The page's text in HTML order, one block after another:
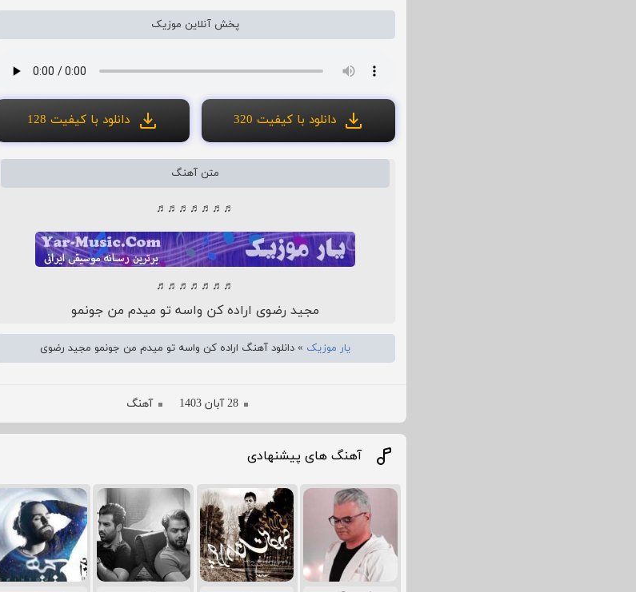
پخش آنلاین موزیک
دانلود با کیفیت 320 دانلود با کیفیت 128
متن آهنگ
♬♬♬♬♬♬♬
♬♬♬♬♬♬♬
مجید رضوی اراده کن واسه تو میدم من جونمو
یار موزیک » دانلود آهنگ اراده کن واسه تو میدم من جونمو مجید رضوی
28 آبان 1403 آهنگ
آهنگ های پیشنهادی